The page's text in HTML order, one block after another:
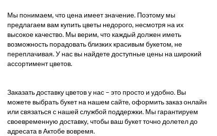
Мы понимаем, что цена имеет значение. Поэтому мы
предлагаем вам купить цветы недорого, несмотря на их
высокое качество. Мы верим, что каждый должен иметь
возможность порадовать близких красивым букетом, не
переплачивая. У нас вы найдете доступные цены на широкий
ассортимент цветов.
Заказать доставку цветов у нас – это просто и удобно. Вы
можете выбрать букет на нашем сайте, оформить заказ онлайн
или связаться с нашей службой поддержки. Мы гарантируем
своевременную доставку, чтобы ваш букет точно долетел до
адресата в Актобе вовремя.